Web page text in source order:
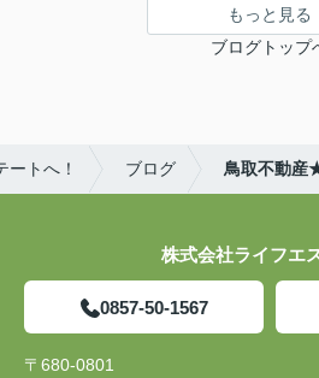
もっと見る
ブログトップ
トへ！ ブログ 鳥取不動産
株式会社ライフエ
0857-50-1567
〒680-0801